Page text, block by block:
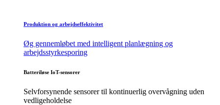
Produktion og arbejdseffektivitet
Øg gennemløbet med intelligent planlægning og
arbejdsstyrkesporing
Batteriløse IoT-sensorer
Selvforsynende sensorer til kontinuerlig overvågning uden
vedligeholdelse